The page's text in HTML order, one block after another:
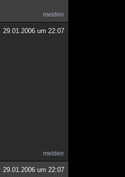
melden
29.01.2006 um 22:07
melden
29.01.2006 um 22:07